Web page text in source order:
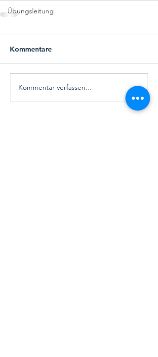
Übungsleitung
Kommentare
Kommentar verfassen...